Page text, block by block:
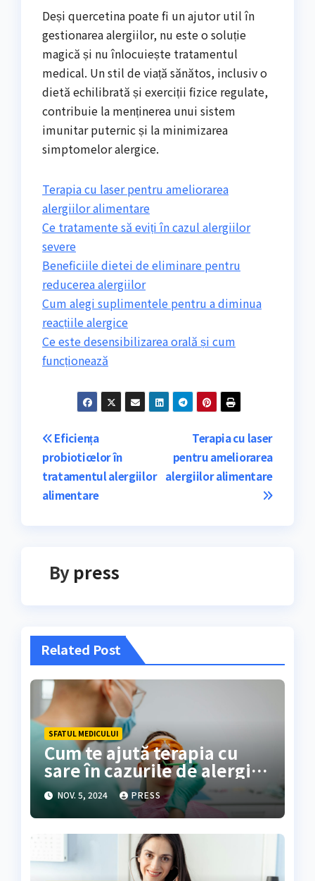
Deși quercetina poate fi un ajutor util în
gestionarea alergiilor, nu este o soluție
magică și nu înlocuiește tratamentul
medical. Un stil de viață sănătos, inclusiv o
dietă echilibrată și exerciții fizice regulate,
contribuie la menținerea unui sistem
imunitar puternic și la minimizarea
simptomelor alergice.
Terapia cu laser pentru ameliorarea
alergiilor alimentare
Ce tratamente să eviți în cazul alergiilor
severe
Beneficiile dietei de eliminare pentru
reducerea alergiilor
Cum alegi suplimentele pentru a diminua
reacțiile alergice
Ce este desensibilizarea orală și cum
funcționează
Navigare
în
articole
Terapia cu laser
pentru ameliorarea
alergiilor alimentare
Eficiența
probioticelor în
tratamentul alergiilor
alimentare
By press
Related Post
SFATUL MEDICULUI
Cum te ajută terapia cu
sare în cazurile de alergii
alimentare
NOV. 5, 2024 PRESS